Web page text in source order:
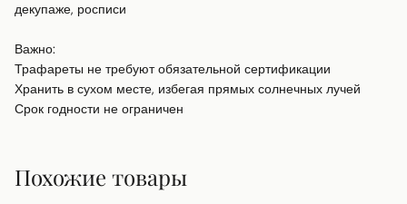
декупаже, росписи
Важно:
Трафареты не требуют обязательной сертификации
Хранить в сухом месте, избегая прямых солнечных лучей
Срок годности не ограничен
Похожие товары